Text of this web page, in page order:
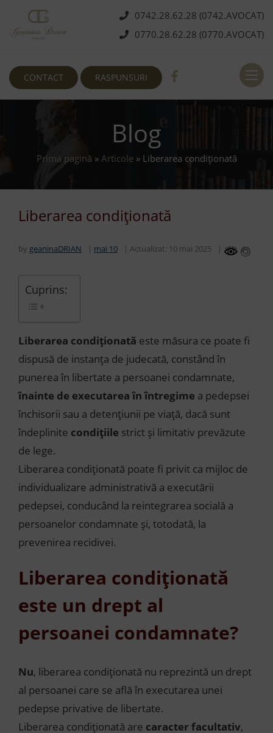
0742.28.62.28 (0742.AVOCAT)
0770.28.62.28 (0770.AVOCAT)
CONTACT RASPUNSURI
Blog
Prima pagină » Articole» Liberarea condiționată
Liberarea condiționată
by geaninaDRIAN mai 10 Actualizat: 10 mai 2025
Cuprins:
Liberarea condiționată este măsura ce poate fi
dispusă de instanța de judecată, constând în
punerea în libertate a persoanei condamnate,
înainte de executarea în întregime a pedepsei
închisorii sau a detențiunii pe viață, dacă sunt
îndeplinite condițiile strict și limitativ prevăzute
de lege.
Liberarea condiționată poate fi privit ca mijloc de
individualizare administrativă a executării
pedepsei, conducând la reintegrarea socială a
persoanelor condamnate și, totodată, la
prevenirea recidivei.
Liberarea condiționată
este un drept al
persoanei condamnate?
Nu, liberarea condiționată nu reprezintă un drept
al persoanei care se află în executarea unei
pedepse privative de libertate.
Liberarea condiționată are caracter facultativ,